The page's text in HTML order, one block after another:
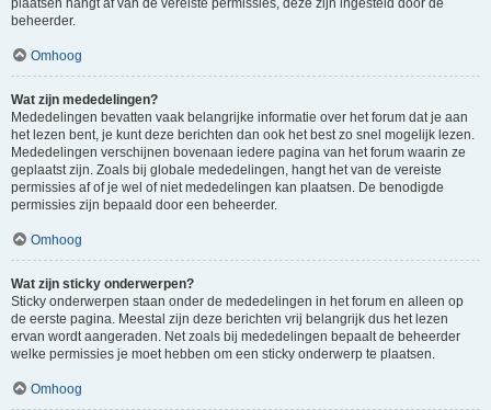
plaatsen hangt af van de vereiste permissies, deze zijn ingesteld door de
beheerder.
Omhoog
Wat zijn mededelingen?
Mededelingen bevatten vaak belangrijke informatie over het forum dat je aan
het lezen bent, je kunt deze berichten dan ook het best zo snel mogelijk lezen.
Mededelingen verschijnen bovenaan iedere pagina van het forum waarin ze
geplaatst zijn. Zoals bij globale mededelingen, hangt het van de vereiste
permissies af of je wel of niet mededelingen kan plaatsen. De benodigde
permissies zijn bepaald door een beheerder.
Omhoog
Wat zijn sticky onderwerpen?
Sticky onderwerpen staan onder de mededelingen in het forum en alleen op
de eerste pagina. Meestal zijn deze berichten vrij belangrijk dus het lezen
ervan wordt aangeraden. Net zoals bij mededelingen bepaalt de beheerder
welke permissies je moet hebben om een sticky onderwerp te plaatsen.
Omhoog